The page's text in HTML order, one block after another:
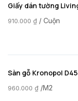
Giấy dán tường
910.000 ₫ / Cuộn
Sàn gỗ Kronopol
960.000 ₫ /M2